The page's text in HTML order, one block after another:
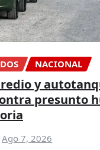
NACIONAL
y
presunto
Ago 7, 2026